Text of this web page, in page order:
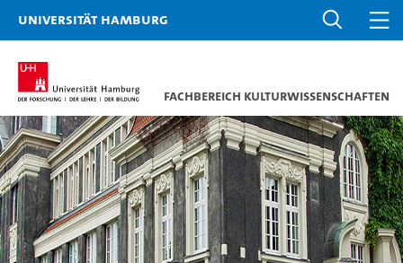
Universität Hamburg
Fachbereich Kulturwissenschaften